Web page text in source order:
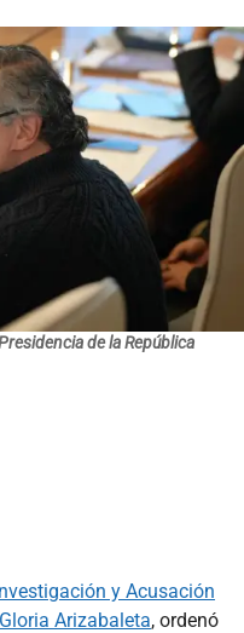
de la República
y Acusación
Arizabaleta, ordenó